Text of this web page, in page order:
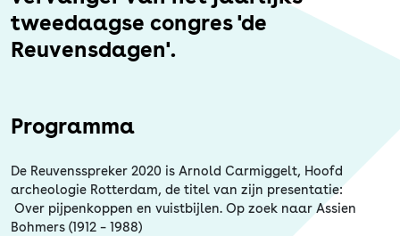
tweedaagse congres 'de
Reuvensdagen'.
Programma
De Reuvensspreker 2020 is Arnold Carmiggelt, Hoofd
archeologie Rotterdam, de titel van zijn presentatie:
Over pijpenkoppen en vuistbijlen. Op zoek naar Assien
Bohmers (1912 – 1988)